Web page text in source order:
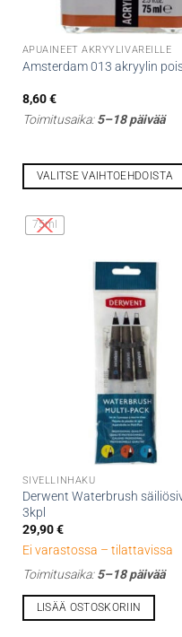
APUAINEET AKRYYLIVÄREILLE
Amsterdam 013 akryylin
8,60€
Toimitusaika:5–18 päivää
VALITSE VAIHTOEHDOISTA
tuotteella
on
75ml
SIVELLINHAKU
Derwent Waterbrush
3kpl
29,90€
Ei varastossa – tilattavissa
Toimitusaika:5–18 päivää
LISÄÄ OSTOSKORIIN